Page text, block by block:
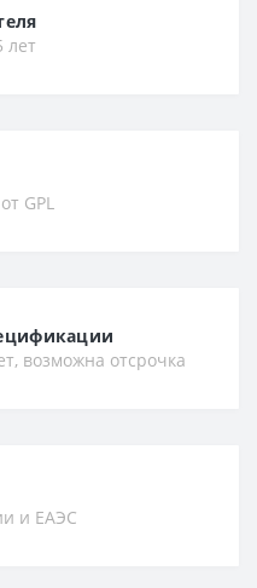
лет
GPL
возможна отсрочка
и ЕАЭС